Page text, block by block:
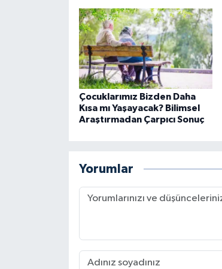
Çocuklarımız Bizden Daha
Kısa mı Yaşayacak? Bilimsel
Araştırmadan Çarpıcı Sonuç
Yorumlar